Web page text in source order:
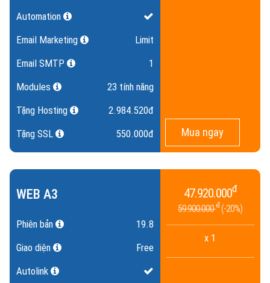
Automation
Email Marketing
Limit
Email SMTP
1
Modules
23 tính năng
Tặng Hosting
2.984.520đ
Tặng SSL
550.000đ Mua ngay
WEB A3
Phiên bản
19.8
Giao diện
Free
Autolink
47.920.000đ
59.900.000đ 20%
x 1